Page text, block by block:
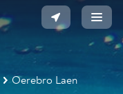
Oerebro Laen